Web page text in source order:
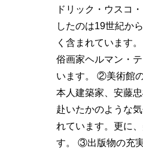
ドリック・ウスコ
したのは19世紀か
く含まれています
俗画家ヘルマン・
います。 ②美術館
本人建築家、安藤
赴いたかのような
れています。更に
す。 ③出版物の充